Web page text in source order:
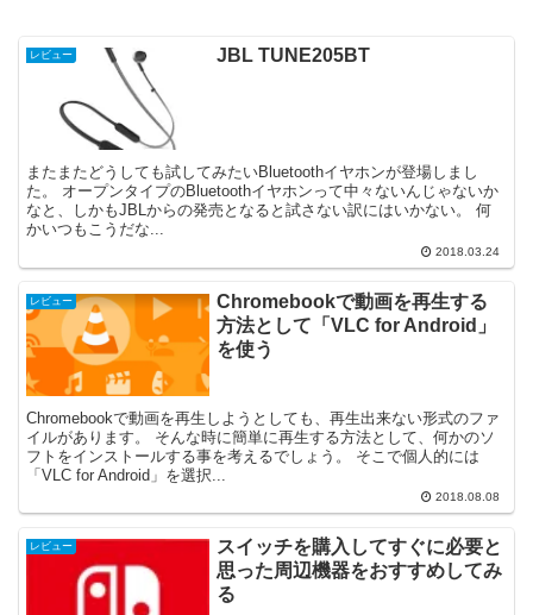
レビュー JBL TUNE205BT
またまたどうしても試してみたいBluetoothイヤホンが登場しまし
た。 オープンタイプのBluetoothイヤホンって中々ないんじゃないか
なと、しかもJBLからの発売となると試さない訳にはいかない。 何
かいつもこうだな...
2018.03.24
レビュー
Chromebookで動画を再生する
方法として「VLC for Android」
を使う
Chromebookで動画を再生しようとしても、再生出来ない形式のファ
イルがあります。 そんな時に簡単に再生する方法として、何かのソ
フトをインストールする事を考えるでしょう。 そこで個人的には
「VLC for Android」を選択...
2018.08.08
レビュー
スイッチを購入してすぐに必要と
思った周辺機器をおすすめしてみ
る